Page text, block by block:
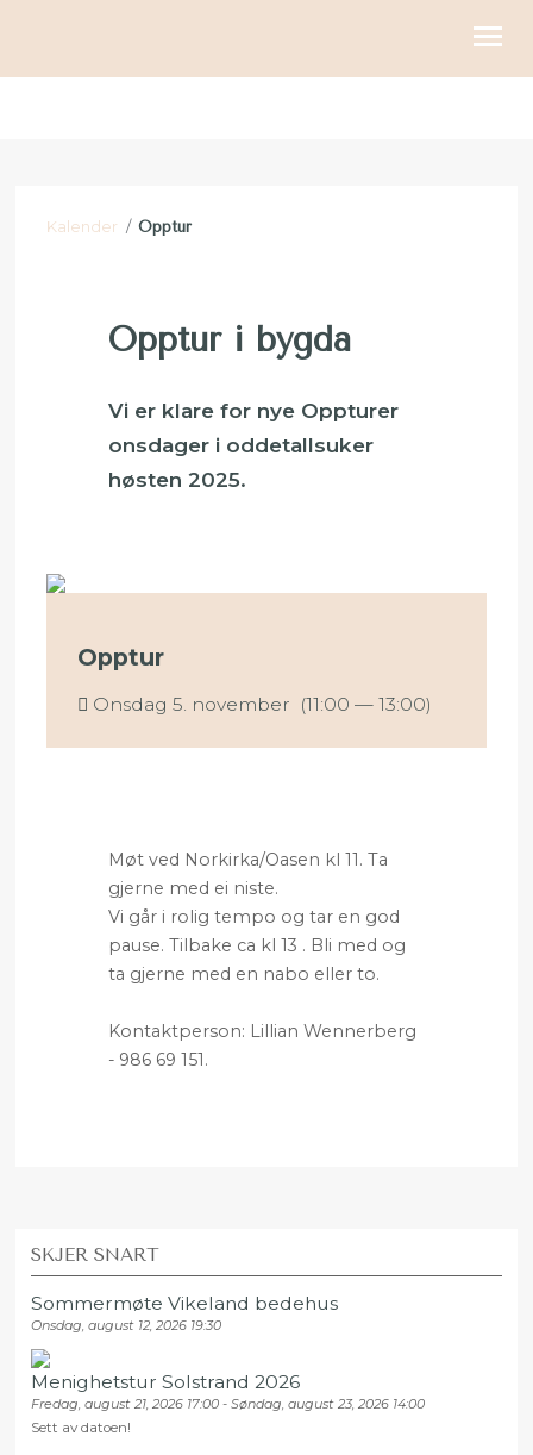
KALENDER
OM OSS
Kalender / Opptur
Opptur i bygda
Vi er klare for nye Oppturer
onsdager i oddetallsuker
høsten 2025.
Opptur
Onsdag 5. november (11:00 — 13:00)
Møt ved Norkirka/Oasen kl 11. Ta
gjerne med ei niste.
Vi går i rolig tempo og tar en god
pause. Tilbake ca kl 13 . Bli med og
ta gjerne med en nabo eller to.
Kontaktperson: Lillian Wennerberg
- 986 69 151.
SKJER SNART
Sommermøte Vikeland bedehus
Onsdag, august 12, 2026 19:30
Menighetstur Solstrand 2026
Fredag, august 21, 2026 17:00 - Søndag, august 23, 2026 14:00
Sett av datoen!